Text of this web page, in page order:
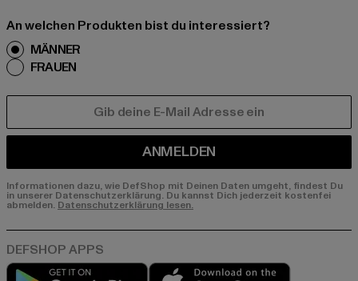
An welchen Produkten bist du interessiert?
MÄNNER
FRAUEN
ANMELDEN
Informationen dazu, wie DefShop mit Deinen Daten umgeht, findest Du
in unserer Datenschutzerklärung. Du kannst Dich jederzeit kostenfei
abmelden. Datenschutzerklärung lesen.
Play market